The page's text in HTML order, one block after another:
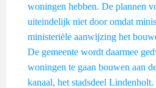
woningen hebben. De plannen
uiteindelijk niet door omdat
ministeriële aanwijzing het
De gemeente wordt daarmee
woningen te gaan bouwen aan
kanaal, het stadsdeel